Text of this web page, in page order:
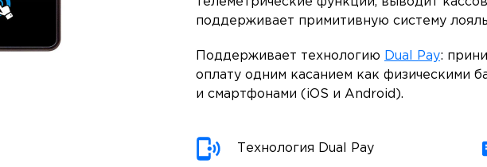
поддерживает примитивную систему
Поддерживает технологию Dual Pay:
оплату одним касанием как физическими
и смартфонами (iOS и Android).
Технология Dual Pay